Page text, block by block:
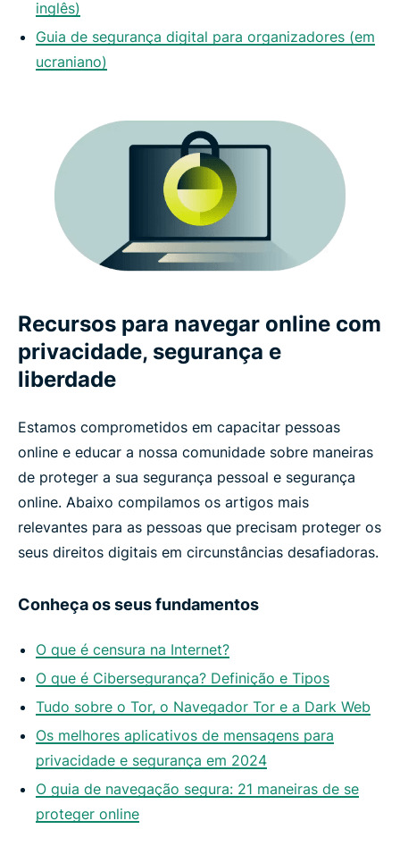
inglês)
Guia de segurança digital para organizadores (em
ucraniano)
Recursos para navegar online com
privacidade, segurança e
liberdade
Estamos comprometidos em capacitar pessoas
online e educar a nossa comunidade sobre maneiras
de proteger a sua segurança pessoal e segurança
online. Abaixo compilamos os artigos mais
relevantes para as pessoas que precisam proteger os
seus direitos digitais em circunstâncias desafiadoras.
Conheça os seus fundamentos
O que é censura na Internet?
O que é Cibersegurança? Definição e Tipos
Tudo sobre o Tor, o Navegador Tor e a Dark Web
Os melhores aplicativos de mensagens para
privacidade e segurança em 2024
O guia de navegação segura: 21 maneiras de se
proteger online